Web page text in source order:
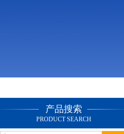
产品搜索
PRODUCT SEARCH